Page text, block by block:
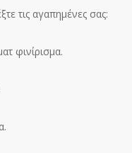
τις αγαπημένες σας:
φινίρισμα.